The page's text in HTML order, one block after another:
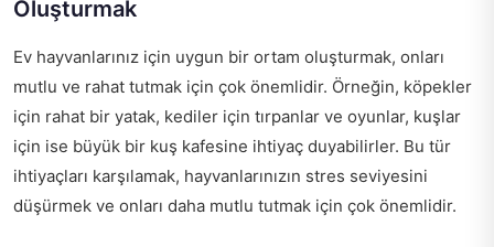
Oluşturmak
Ev hayvanlarınız için uygun bir ortam oluşturmak, onları
mutlu ve rahat tutmak için çok önemlidir. Örneğin, köpekler
için rahat bir yatak, kediler için tırpanlar ve oyunlar, kuşlar
için ise büyük bir kuş kafesine ihtiyaç duyabilirler. Bu tür
ihtiyaçları karşılamak, hayvanlarınızın stres seviyesini
düşürmek ve onları daha mutlu tutmak için çok önemlidir.